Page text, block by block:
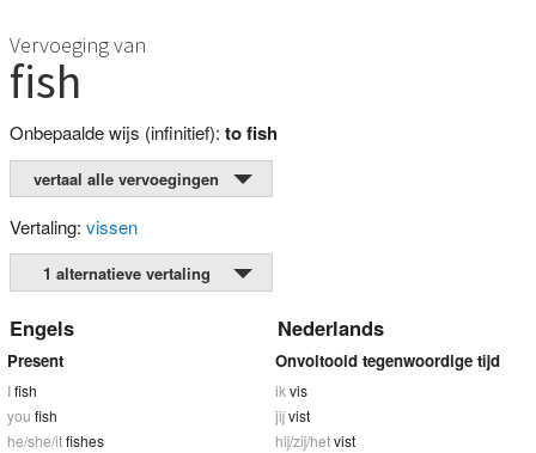
Vervoeging van
fish
Onbepaalde wijs (infinitief): to fish
vertaal alle vervoegingen
Vertaling: vissen
1 alternatieve vertaling
Engels Nederlands
Present
Ifish
you fish
he/she/itfishes
Onvoltooid tegenwoordige tijd
ik vis
jijvist
hij/zij/hetvist